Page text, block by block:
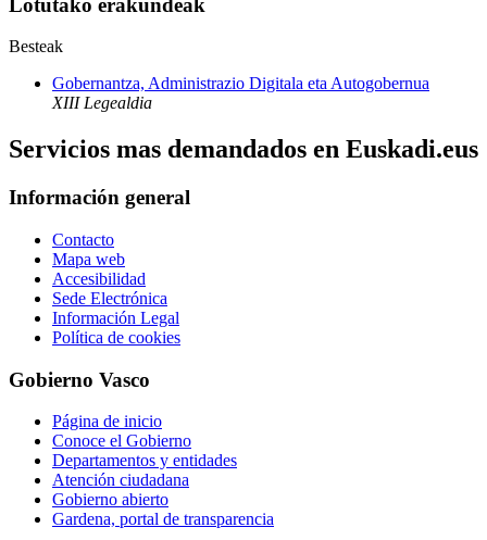
Besteak
Gobernantza, Administrazio Digitala eta Autogobernua
XIII Legealdia
Servicios mas demandados en Euskadi.eus
Información general
Contacto
Mapa web
Accesibilidad
Sede Electrónica
Información Legal
Política de cookies
Gobierno Vasco
Página de inicio
Conoce el Gobierno
Departamentos y entidades
Atención ciudadana
Gobierno abierto
Gardena, portal de transparencia